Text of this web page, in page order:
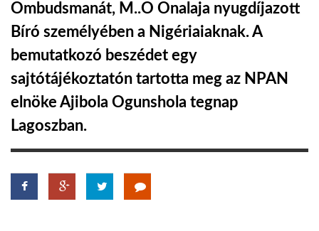
MÉDIA
GLOBOTV BP
TROPICALMAGAZIN
Ombudsmanát, M..O Onalaja nyugdíjazott
Bíró személyében a Nigériaiaknak. A
bemutatkozó beszédet egy
sajtótájékoztatón tartotta meg az NPAN
elnöke Ajibola Ogunshola tegnap
Lagoszban.